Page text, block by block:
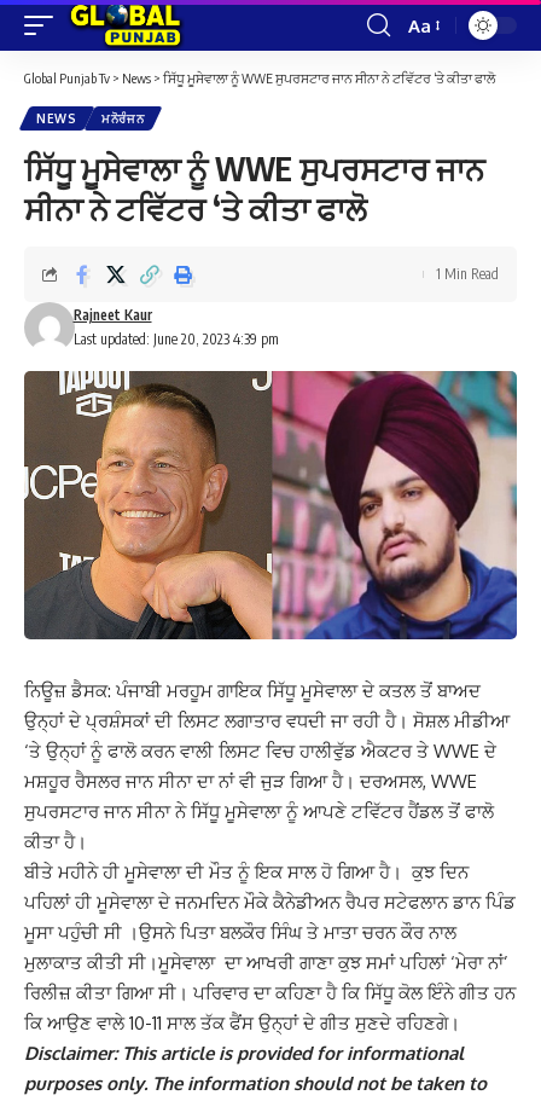
Font
Resizer
Aa
Global Punjab Tv > News > ਸਿੱਧੂ ਮੂਸੇਵਾਲਾ ਨੂੰ WWE ਸੁਪਰਸਟਾਰ ਜਾਨ ਸੀਨਾ ਨੇ ਟਵਿੱਟਰ ‘ਤੇ ਕੀਤਾ ਫਾਲੋ
NEWS ਮਨੋਰੰਜਨ
ਸਿੱਧੂ ਮੂਸੇਵਾਲਾ ਨੂੰ WWE ਸੁਪਰਸਟਾਰ ਜਾਨ
ਸੀਨਾ ਨੇ ਟਵਿੱਟਰ ‘ਤੇ ਕੀਤਾ ਫਾਲੋ
Last updated: June 20, 2023 4:39 pm
Rajneet Kaur
1 Min Read
ਨਿਊਜ਼ ਡੈਸਕ: ਪੰਜਾਬੀ ਮਰਹੂਮ ਗਾਇਕ ਸਿੱਧੂ ਮੂਸੇਵਾਲਾ ਦੇ ਕਤਲ ਤੋਂ ਬਾਅਦ
ਉਨ੍ਹਾਂ ਦੇ ਪ੍ਰਸ਼ੰਸਕਾਂ ਦੀ ਲਿਸਟ ਲਗਾਤਾਰ ਵਧਦੀ ਜਾ ਰਹੀ ਹੈ। ਸੋਸ਼ਲ ਮੀਡੀਆ
‘ਤੇ ਉਨ੍ਹਾਂ ਨੂੰ ਫਾਲੋ ਕਰਨ ਵਾਲੀ ਲਿਸਟ ਵਿਚ ਹਾਲੀਵੁੱਡ ਐਕਟਰ ਤੇ WWE ਦੇ
ਮਸ਼ਹੂਰ ਰੈਸਲਰ ਜਾਨ ਸੀਨਾ ਦਾ ਨਾਂ ਵੀ ਜੁੜ ਗਿਆ ਹੈ। ਦਰਅਸਲ, WWE
ਸੁਪਰਸਟਾਰ ਜਾਨ ਸੀਨਾ ਨੇ ਸਿੱਧੂ ਮੂਸੇਵਾਲਾ ਨੂੰ ਆਪਣੇ ਟਵਿੱਟਰ ਹੈਂਡਲ ਤੋਂ ਫਾਲੋ
ਕੀਤਾ ਹੈ।
ਬੀਤੇ ਮਹੀਨੇ ਹੀ ਮੂਸੇਵਾਲਾ ਦੀ ਮੌਤ ਨੂੰ ਇਕ ਸਾਲ ਹੋ ਗਿਆ ਹੈ। ਕੁਝ ਦਿਨ
ਪਹਿਲਾਂ ਹੀ ਮੂਸੇਵਾਲਾ ਦੇ ਜਨਮਦਿਨ ਮੌਕੇ ਕੈਨੇਡੀਅਨ ਰੈਪਰ ਸਟੇਫਲਾਨ ਡਾਨ ਪਿੰਡ
ਮੂਸਾ ਪਹੁੰਚੀ ਸੀ ।ਉਸਨੇ ਪਿਤਾ ਬਲਕੌਰ ਸਿੰਘ ਤੇ ਮਾਤਾ ਚਰਨ ਕੌਰ ਨਾਲ
ਮੁਲਾਕਾਤ ਕੀਤੀ ਸੀ।ਮੂਸੇਵਾਲਾ ਦਾ ਆਖਰੀ ਗਾਣਾ ਕੁਝ ਸਮਾਂ ਪਹਿਲਾਂ ‘ਮੇਰਾ ਨਾਂ’
ਰਿਲੀਜ਼ ਕੀਤਾ ਗਿਆ ਸੀ। ਪਰਿਵਾਰ ਦਾ ਕਹਿਣਾ ਹੈ ਕਿ ਸਿੱਧੂ ਕੋਲ ਇੰਨੇ ਗੀਤ ਹਨ
ਕਿ ਆਉਣ ਵਾਲੇ 10-11 ਸਾਲ ਤੱਕ ਫੈਂਸ ਉਨ੍ਹਾਂ ਦੇ ਗੀਤ ਸੁਣਦੇ ਰਹਿਣਗੇ।
Disclaimer: This article is provided for informational
purposes only. The information should not be taken to